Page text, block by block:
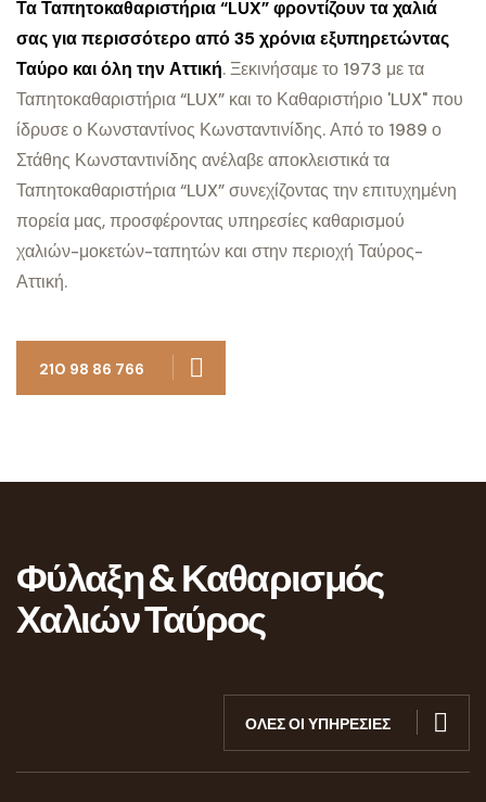
Τα Ταπητοκαθαριστήρια “LUX” φροντίζουν τα χαλιά
σας για περισσότερο από 35 χρόνια εξυπηρετώντας
Ταύρο και όλη την Αττική.Ξεκινήσαμε το 1973 με τα
Ταπητοκαθαριστήρια “LUX” και το Καθαριστήριο 'LUX" που
ίδρυσε ο Κωνσταντίνος Κωνσταντινίδης. Από το 1989 ο
Στάθης Κωνσταντινίδης ανέλαβε αποκλειστικά τα
Ταπητοκαθαριστήρια “LUX” συνεχίζοντας την επιτυχημένη
πορεία μας, προσφέροντας υπηρεσίες καθαρισμού
χαλιών-μοκετών-ταπητών και στην περιοχή Ταύρος-
Αττική.
210 98 86 766
Φύλαξη & Καθαρισμός
Χαλιών Ταύρος
ΟΛΕΣ ΟΙ ΥΠΗΡΕΣΙΕΣ